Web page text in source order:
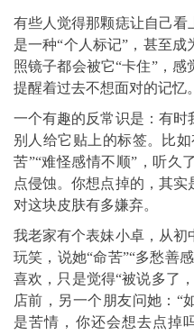
有些人觉得那颗痣让自己看
是一种“个人标记”，甚至
照镜子都会被它“卡住”，感
提醒着过去不想面对的记忆。
一个有趣的反常识是：有
别人给它贴上的标签。比
苦”“难怪感情不顺”，听久
点侵蚀。你想点掉的，其
对这块皮肤有多嫌弃。
我老家有个表妹小卓，从
玩笑，说她“命苦”“多愁善
喜欢，只是觉得“被说多了
店前，另一个朋友问她：“
是苦情，你还会想去点掉